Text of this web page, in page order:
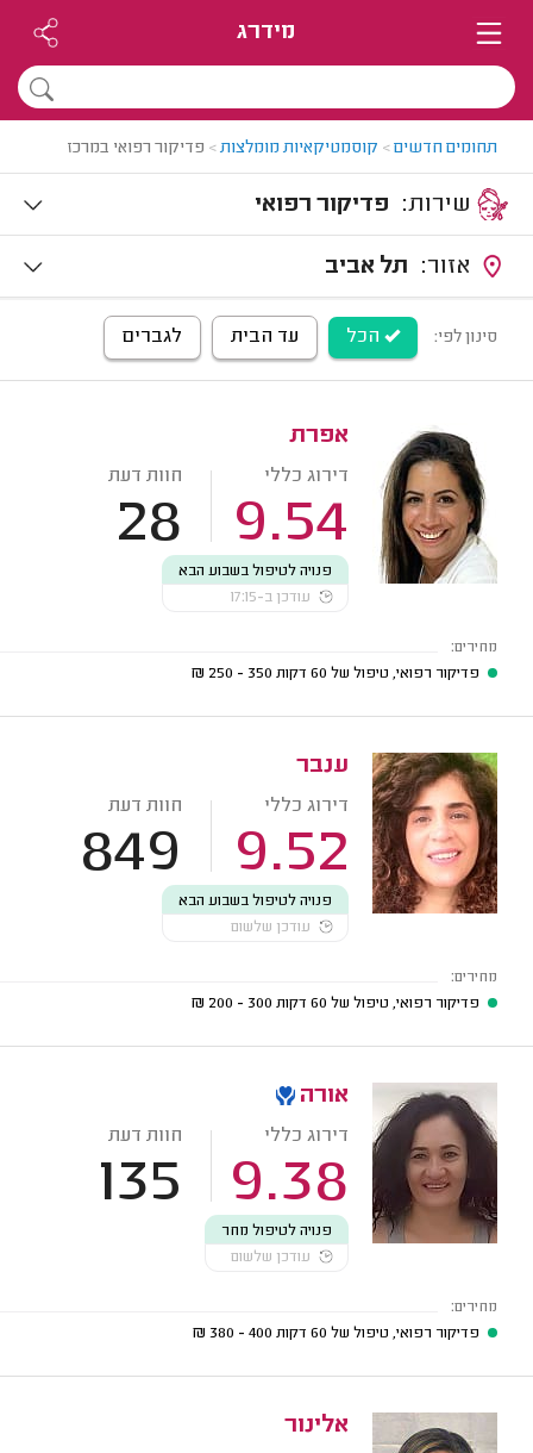
מידרג
תחומים חדשים> קוסמטיקאיות מומלצות> פדיקור רפואי במרכז
פדיקור רפואי
תל אביב
סינון לפי: הכל עד הבית לגברים
אפרת
דירוג כללי
9.54
חוות דעת
28
פנויה לטיפול בשבוע הבא
עודכן ב-17:15
מחירים:
פדיקור רפואי, טיפול של 60 דקות
350 - 250
₪
ענבר
דירוג כללי
9.52
חוות דעת
849
פנויה לטיפול בשבוע הבא
עודכן שלשום
מחירים:
פדיקור רפואי, טיפול של 60 דקות
300 - 200
₪
אורה
דירוג כללי
9.38
חוות דעת
135
פנויה לטיפול מחר
עודכן שלשום
מחירים:
פדיקור רפואי, טיפול של 60 דקות
400 - 380
₪
אלינור